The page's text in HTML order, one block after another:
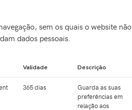
sem os quais o website não
dados pessoais.
Validade Descrição
365 dias
Guarda as suas
preferências em
relação aos